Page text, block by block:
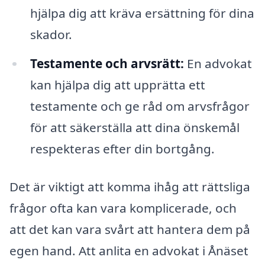
hjälpa dig att kräva ersättning för dina
skador.
Testamente och arvsrätt: En advokat
kan hjälpa dig att upprätta ett
testamente och ge råd om arvsfrågor
för att säkerställa att dina önskemål
respekteras efter din bortgång.
Det är viktigt att komma ihåg att rättsliga
frågor ofta kan vara komplicerade, och
att det kan vara svårt att hantera dem på
egen hand. Att anlita en advokat i Ånäset